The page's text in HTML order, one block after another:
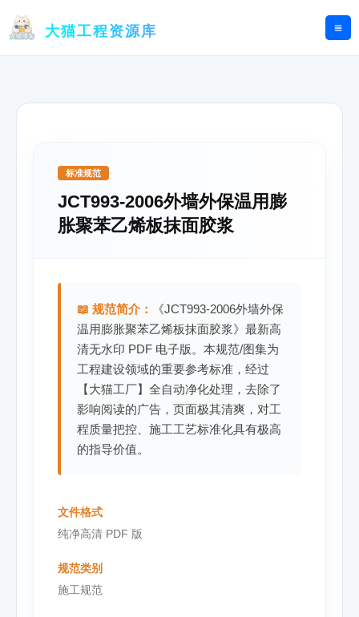
大猫工程资源库
标准规范
JCT993-2006外墙外保温用膨
胀聚苯乙烯板抹面胶浆
📖 规范简介：
《JCT993-2006外墙外保
温用膨胀聚苯乙烯板抹面胶浆》最新高
清无水印 PDF 电子版。本规范/图集为
工程建设领域的重要参考标准，经过
【大猫工厂】全自动净化处理，去除了
影响阅读的广告，页面极其清爽，对工
程质量把控、施工工艺标准化具有极高
的指导价值。
文件格式
纯净高清 PDF 版
规范类别
施工规范